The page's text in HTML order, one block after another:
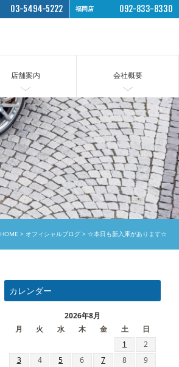
03-5494-5222 福岡店 092-833-8330
店舗案内 会社概要
HOME オフィシャルブログ ☆本日も新入庫があります☆
カレンダー
2026年8月
月
火 水 木 金 土
日
1
2
3
4 5 6 7 8
9